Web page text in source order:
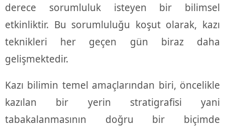
derece sorumluluk isteyen bir bilimsel
etkinliktir. Bu sorumluluğu koşut olarak, kazı
teknikleri her geçen gün biraz daha
gelişmektedir.
Kazı bilimin temel amaçlarından biri, öncelikle
kazılan bir yerin stratigrafisi yani
tabakalanmasının doğru bir biçimde